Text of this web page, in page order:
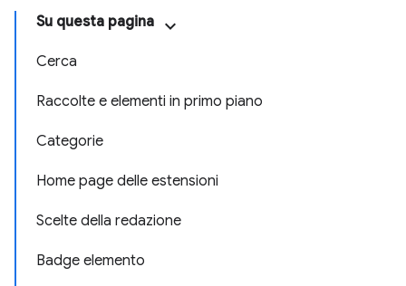
Su questa pagina
Cerca
Raccolte e elementi in primo piano
Categorie
Home page delle estensioni
Scelte della redazione
Badge elemento